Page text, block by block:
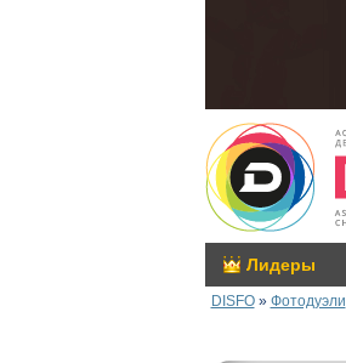
Лидеры
DISFO » Фотодуэли